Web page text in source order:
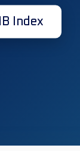
Index